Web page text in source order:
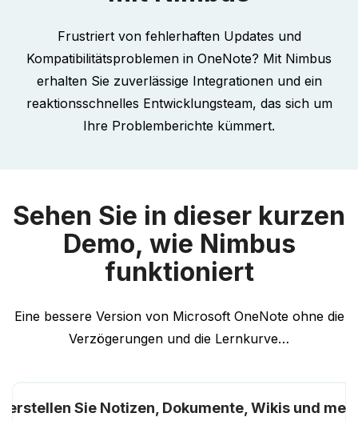
Frustriert von fehlerhaften Updates und
Kompatibilitätsproblemen in OneNote? Mit Nimbus
erhalten Sie zuverlässige Integrationen und ein
reaktionsschnelles Entwicklungsteam, das sich um
Ihre Problemberichte kümmert.
Sehen Sie in dieser kurzen
Demo, wie Nimbus
funktioniert
Eine bessere Version von Microsoft OneNote ohne die
Verzögerungen und die Lernkurve…
Sie Notizen, Dokumente, Wikis und